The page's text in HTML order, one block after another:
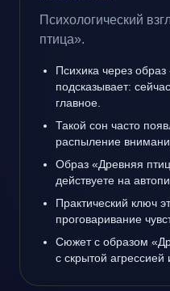
Психологический
птица».
Психика через
подсказывает:
главное.
Такой сон часто
распыление
Образ «Древняя
действуете на
Практический ключ
проговаривание
Сюжет с образом
с скрытой агрессией